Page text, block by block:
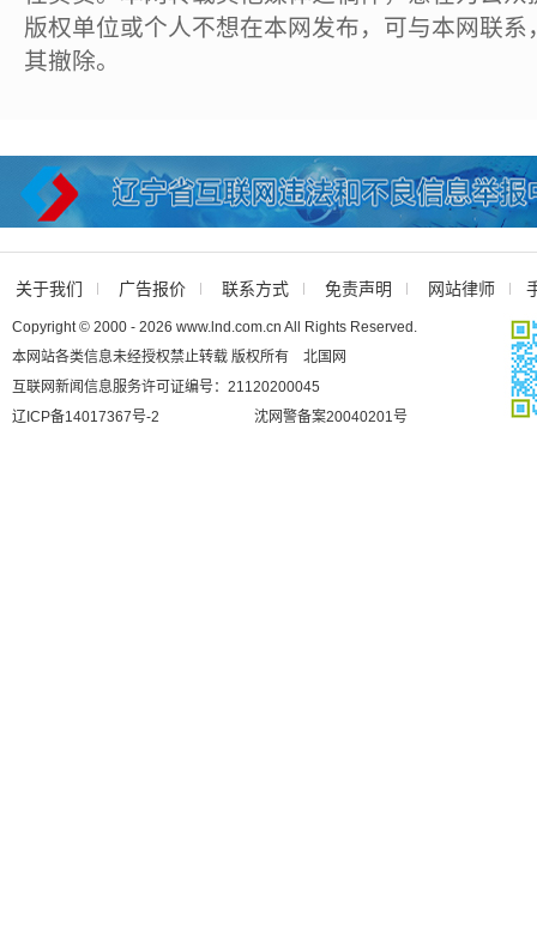
版权单位或个人不想在本网发布，可与本网联
其撤除。
关于我们 广告报价 联系方式 免责声明 网站律师
Copyright © 2000 - 2026 www.lnd.com.cn All Rights Reserved.
本网站各类信息未经授权禁止转载 版权所有 北国网
互联网新闻信息服务许可证编号：21120200045
辽ICP备14017367号-2
沈网警备案20040201号